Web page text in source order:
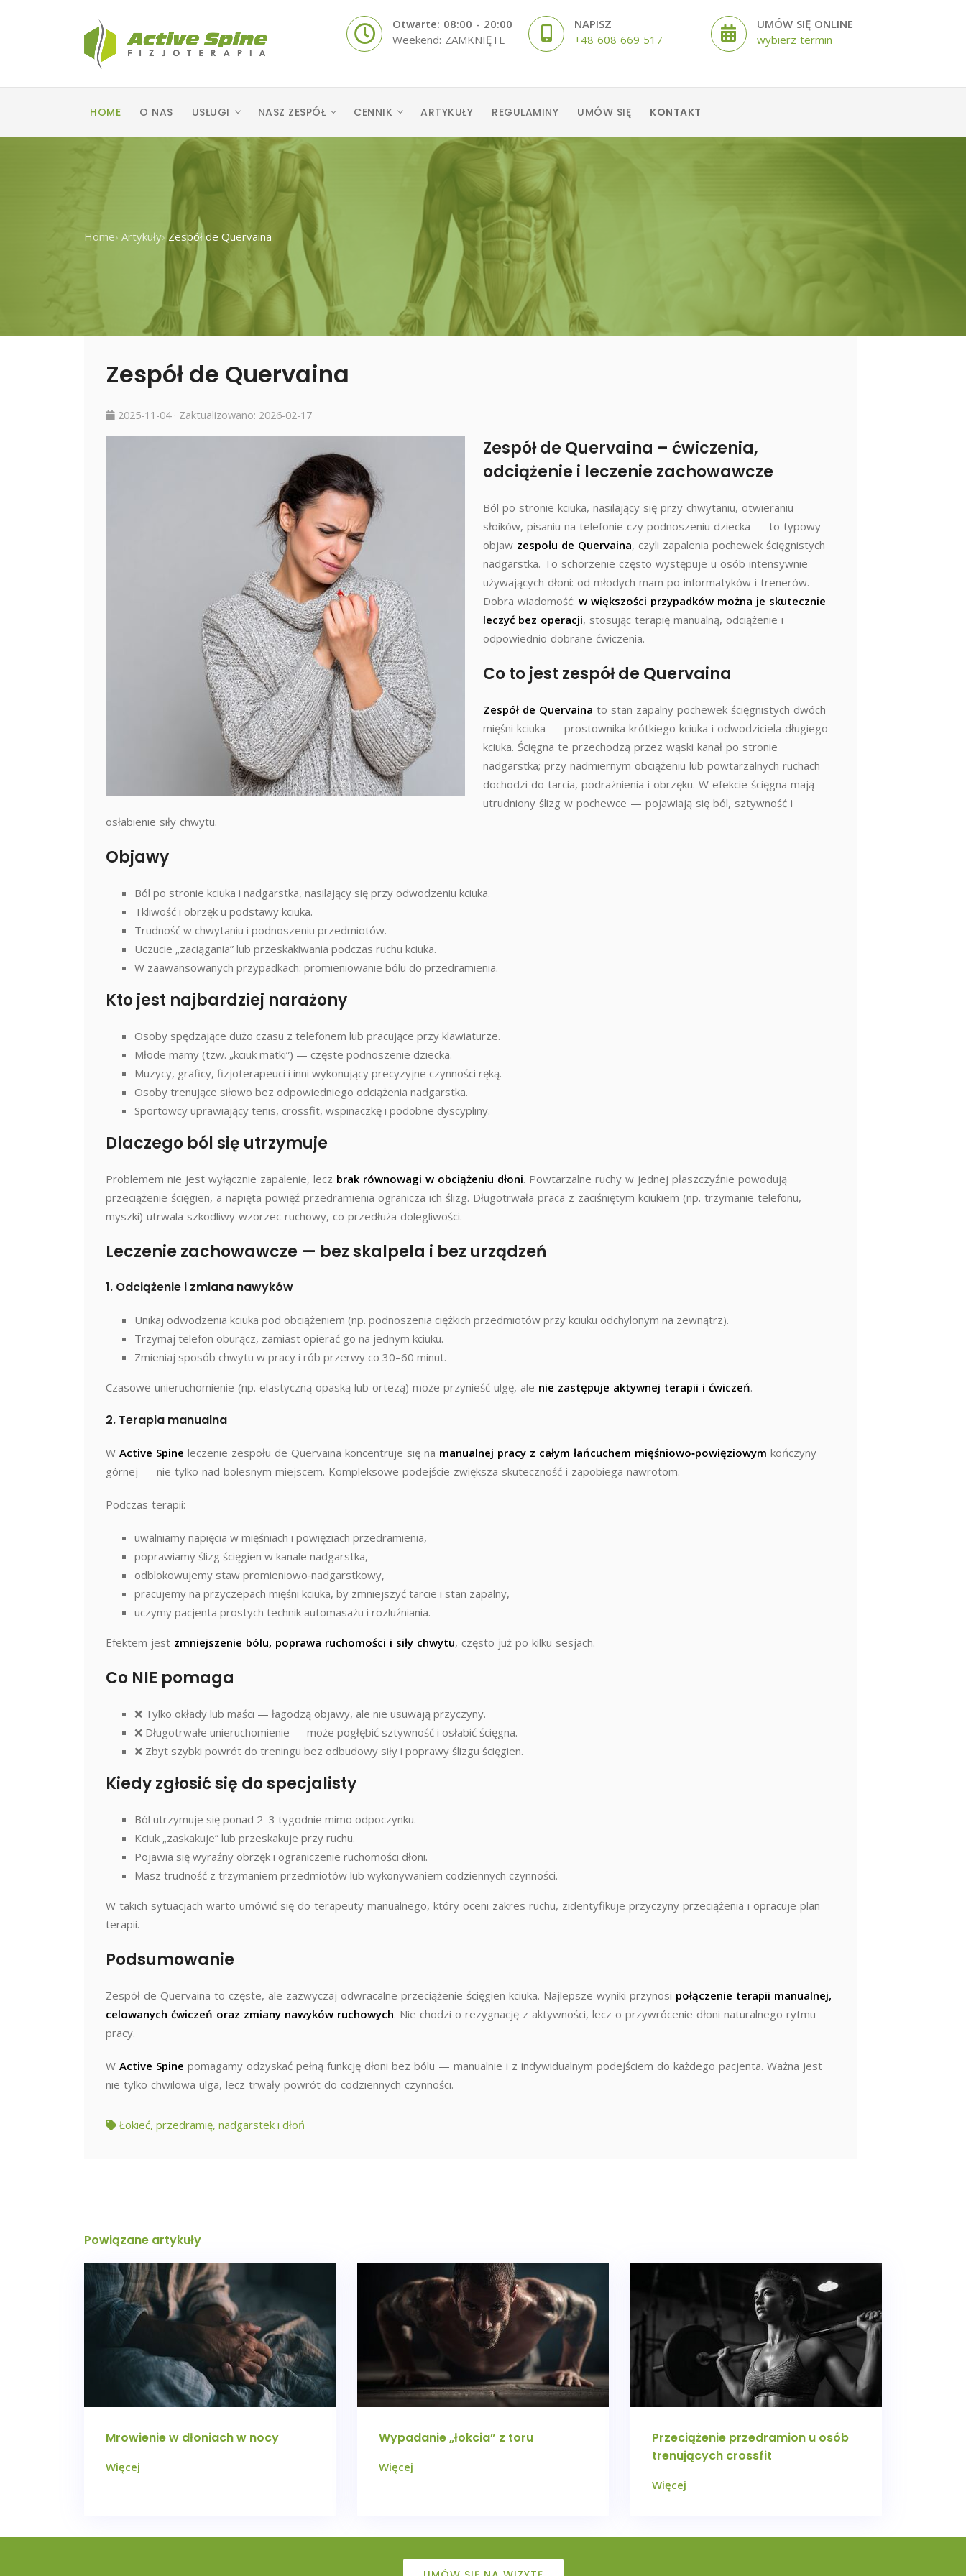
Otwarte: 08:00 - 20:00
Weekend: ZAMKNIĘTE
NAPISZ
+48 608 669 517
UMÓW SIĘ ONLINE
wybierz termin
HOME O NAS USŁUGI NASZ ZESPÓŁ CENNIK ARTYKUŁY REGULAMINY UMÓW SIĘ KONTAKT
Home› Artykuły›Zespół de Quervaina
Zespół de Quervaina
2025-11-04· Zaktualizowano: 2026-02-17
Zespół de Quervaina – ćwiczenia,
odciążenie i leczenie zachowawcze
Ból po stronie kciuka, nasilający się przy chwytaniu, otwieraniu
słoików, pisaniu na telefonie czy podnoszeniu dziecka — to typowy
objaw zespołu de Quervaina, czyli zapalenia pochewek ścięgnistych
nadgarstka. To schorzenie często występuje u osób intensywnie
używających dłoni: od młodych mam po informatyków i trenerów.
Dobra wiadomość: w większości przypadków można je skutecznie
leczyć bez operacji, stosując terapię manualną, odciążenie i
odpowiednio dobrane ćwiczenia.
Co to jest zespół de Quervaina
Zespół de Quervaina to stan zapalny pochewek ścięgnistych dwóch
mięśni kciuka — prostownika krótkiego kciuka i odwodziciela długiego
kciuka. Ścięgna te przechodzą przez wąski kanał po stronie
nadgarstka; przy nadmiernym obciążeniu lub powtarzalnych ruchach
dochodzi do tarcia, podrażnienia i obrzęku. W efekcie ścięgna mają
utrudniony ślizg w pochewce — pojawiają się ból, sztywność i
osłabienie siły chwytu.
Objawy
Ból po stronie kciuka i nadgarstka, nasilający się przy odwodzeniu kciuka.
Tkliwość i obrzęk u podstawy kciuka.
Trudność w chwytaniu i podnoszeniu przedmiotów.
Uczucie „zaciągania” lub przeskakiwania podczas ruchu kciuka.
W zaawansowanych przypadkach: promieniowanie bólu do przedramienia.
Kto jest najbardziej narażony
Osoby spędzające dużo czasu z telefonem lub pracujące przy klawiaturze.
Młode mamy (tzw. „kciuk matki”) — częste podnoszenie dziecka.
Muzycy, graficy, fizjoterapeuci i inni wykonujący precyzyjne czynności ręką.
Osoby trenujące siłowo bez odpowiedniego odciążenia nadgarstka.
Sportowcy uprawiający tenis, crossfit, wspinaczkę i podobne dyscypliny.
Dlaczego ból się utrzymuje
Problemem nie jest wyłącznie zapalenie, lecz brak równowagi w obciążeniu dłoni. Powtarzalne ruchy w jednej płaszczyźnie powodują
przeciążenie ścięgien, a napięta powięź przedramienia ogranicza ich ślizg. Długotrwała praca z zaciśniętym kciukiem (np. trzymanie telefonu,
myszki) utrwala szkodliwy wzorzec ruchowy, co przedłuża dolegliwości.
Leczenie zachowawcze — bez skalpela i bez urządzeń
1. Odciążenie i zmiana nawyków
Unikaj odwodzenia kciuka pod obciążeniem (np. podnoszenia ciężkich przedmiotów przy kciuku odchylonym na zewnątrz).
Trzymaj telefon oburącz, zamiast opierać go na jednym kciuku.
Zmieniaj sposób chwytu w pracy i rób przerwy co 30–60 minut.
Czasowe unieruchomienie (np. elastyczną opaską lub ortezą) może przynieść ulgę, ale nie zastępuje aktywnej terapii i ćwiczeń.
2. Terapia manualna
W Active Spine leczenie zespołu de Quervaina koncentruje się na manualnej pracy z całym łańcuchem mięśniowo‑powięziowym kończyny
górnej — nie tylko nad bolesnym miejscem. Kompleksowe podejście zwiększa skuteczność i zapobiega nawrotom.
Podczas terapii:
uwalniamy napięcia w mięśniach i powięziach przedramienia,
poprawiamy ślizg ścięgien w kanale nadgarstka,
odblokowujemy staw promieniowo‑nadgarstkowy,
pracujemy na przyczepach mięśni kciuka, by zmniejszyć tarcie i stan zapalny,
uczymy pacjenta prostych technik automasażu i rozluźniania.
Efektem jest zmniejszenie bólu, poprawa ruchomości i siły chwytu, często już po kilku sesjach.
Co NIE pomaga
❌ Tylko okłady lub maści — łagodzą objawy, ale nie usuwają przyczyny.
❌ Długotrwałe unieruchomienie — może pogłębić sztywność i osłabić ścięgna.
❌ Zbyt szybki powrót do treningu bez odbudowy siły i poprawy ślizgu ścięgien.
Kiedy zgłosić się do specjalisty
Ból utrzymuje się ponad 2–3 tygodnie mimo odpoczynku.
Kciuk „zaskakuje” lub przeskakuje przy ruchu.
Pojawia się wyraźny obrzęk i ograniczenie ruchomości dłoni.
Masz trudność z trzymaniem przedmiotów lub wykonywaniem codziennych czynności.
W takich sytuacjach warto umówić się do terapeuty manualnego, który oceni zakres ruchu, zidentyfikuje przyczyny przeciążenia i opracuje plan
terapii.
Podsumowanie
Zespół de Quervaina to częste, ale zazwyczaj odwracalne przeciążenie ścięgien kciuka. Najlepsze wyniki przynosi połączenie terapii manualnej,
celowanych ćwiczeń oraz zmiany nawyków ruchowych. Nie chodzi o rezygnację z aktywności, lecz o przywrócenie dłoni naturalnego rytmu
pracy.
W Active Spine pomagamy odzyskać pełną funkcję dłoni bez bólu — manualnie i z indywidualnym podejściem do każdego pacjenta. Ważna jest
nie tylko chwilowa ulga, lecz trwały powrót do codziennych czynności.
Łokieć, przedramię, nadgarstek i dłoń
Powiązane artykuły
Mrowienie w dłoniach w nocy
Więcej
Wypadanie „łokcia” z toru
Więcej
Przeciążenie przedramion u osób
trenujących crossfit
Więcej